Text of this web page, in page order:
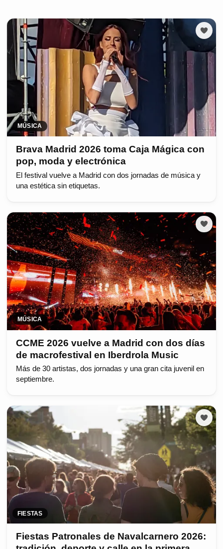
MÚSICA
Brava Madrid 2026 toma Caja Mágica con
pop, moda y electrónica
El festival vuelve a Madrid con dos jornadas de música y
una estética sin etiquetas.
MÚSICA
CCME 2026 vuelve a Madrid con dos días
de macrofestival en Iberdrola Music
Más de 30 artistas, dos jornadas y una gran cita juvenil en
septiembre.
FIESTAS
Fiestas Patronales de Navalcarnero 2026: